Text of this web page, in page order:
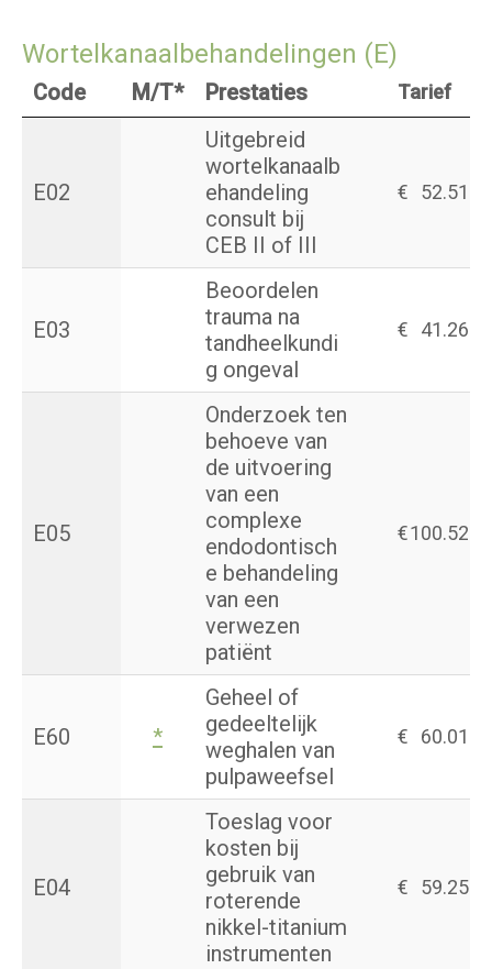
Wortelkanaalbehandelingen (E)
Code M/T* Prestaties Tarief
E02
Uitgebreid
wortelkanaalb
ehandeling
consult bij
CEB II of III
€ 52.51
E03
Beoordelen
trauma na
tandheelkundi
g ongeval
€ 41.26
E05
Onderzoek ten
behoeve van
de uitvoering
van een
complexe
endodontisch
e behandeling
van een
verwezen
patiënt
€100.52
E60 *
Geheel of
gedeeltelijk
weghalen van
pulpaweefsel
€ 60.01
E04
Toeslag voor
kosten bij
gebruik van
roterende
nikkel-titanium
instrumenten
€ 59.25